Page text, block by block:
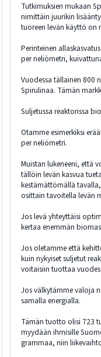
Tutkimuksien mukaan
nimittäin juurikin
tuoreen levän käyttö on
Perinteinen
per neliömetri,
Vuodessa tällainen 800
Spirulinaa. Tämän
Suljetussa reaktorissa
Otamme esimerkiksi
per neliömetri.
Muistan lukeneeni, että
tällöin levän kasvua
kestämättömällä
osittain tavoitella levän
Jos levä yhteyttäisi
kertaa enemmän
Jos oletamme että
kuin nykyiset suljetut
voitaisiin tuottaa
Jos välkytämme valoja
samalla energialla.
Tämän tuotto olisi 723
myydään ihmisille
grammaa, niin